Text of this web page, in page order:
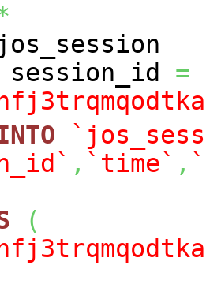
session_id =
, `time` ,
(